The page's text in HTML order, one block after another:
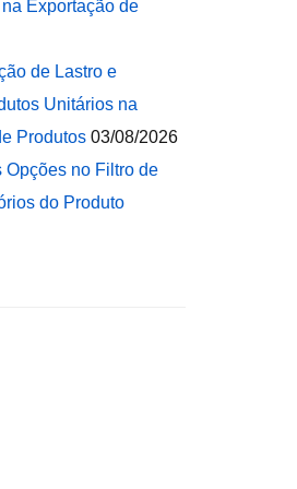
Exportação de
de Lastro e
Unitários na
Produtos 03/08/2026
Opções no Filtro de
do Produto